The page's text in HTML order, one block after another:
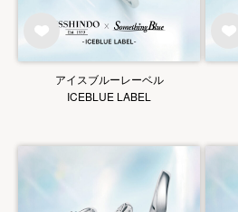
アイスブルーレーベル
ICEBLUE LABEL